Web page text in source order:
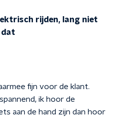
rijden, lang niet
dat
fijn voor de klant.
ik hoor de
aan de hand zijn dan hoor